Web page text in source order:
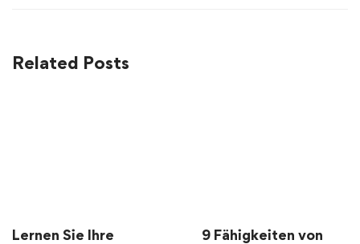
Related Posts
Lernen Sie Ihre
9 Fähigkeiten von